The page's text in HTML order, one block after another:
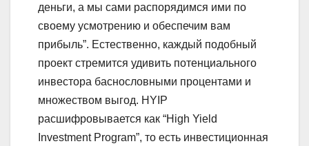
деньги, а мы сами распорядимся ими по
своему усмотрению и обеспечим вам
прибыль”. Естественно, каждый подобный
проект стремится удивить потенциального
инвестора баснословными процентами и
множеством выгод. HYIP
расшифровывается как “High Yield
Investment Program”, то есть инвестиционная